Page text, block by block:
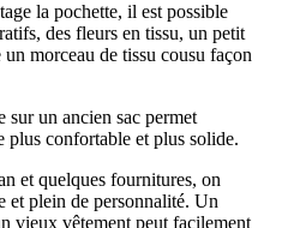
la pochette, il est possible
des fleurs en tissu, un petit
morceau de tissu cousu façon
sur un ancien sac permet
plus confortable et plus solide.
et quelques fournitures, on
et plein de personnalité. Un
vieux vêtement peut facilement